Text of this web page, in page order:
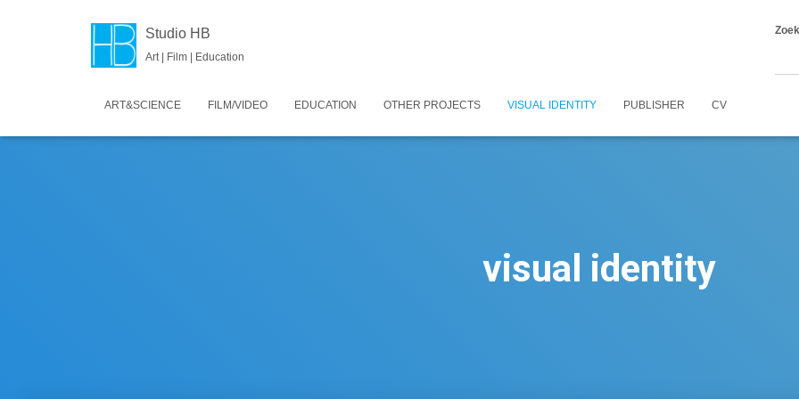
Studio HB
Art | Film | Education
ART&SCIENCE FILM/VIDEO EDUCATION OTHER PROJECTS VISUAL IDENTITY PUBLISHER CV
visual identity